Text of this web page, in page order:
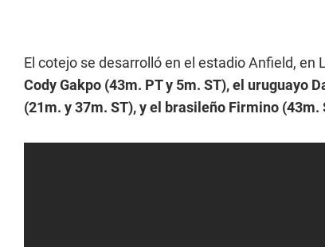
El cotejo se desarrolló en el estadio Anfield, en
Cody Gakpo (43m. PT y 5m. ST), el uruguayo
(21m. y 37m. ST), y el brasileño Firmino (43m.